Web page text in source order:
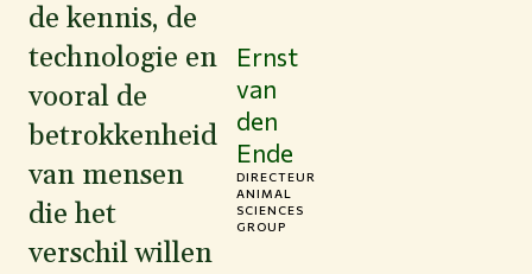
de kennis, de
technologie en
vooral de
betrokkenheid
van mensen
die het
verschil willen
Ernst
van
den
Ende
DIRECTEUR
ANIMAL
SCIENCES
GROUP